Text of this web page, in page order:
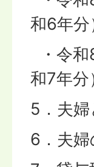
和6年分
・令
和7年分
5．夫
6．夫